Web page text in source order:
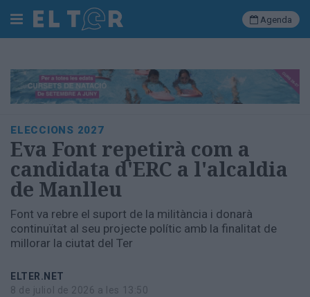
Cerca
Portada
Societat
Política
Municipal
Economia
empresa
Cultura
Ràdio
Manlleu
Agenda
ELECCIONS 2027
Eva Font repetirà com a
candidata d'ERC a l'alcaldia
de Manlleu
Font va rebre el suport de la militància i donarà
continuïtat al seu projecte polític amb la finalitat de
millorar la ciutat del Ter
ELTER.NET
8 de juliol de 2026 a les 13:50